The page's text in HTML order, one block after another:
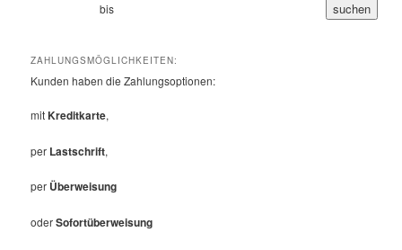
bis
ZAHLUNGSMÖGLICHKEITEN:
Kunden haben die Zahlungsoptionen:
mitKreditkarte,
per Lastschrift,
per Überweisung
oderSofortüberweisung